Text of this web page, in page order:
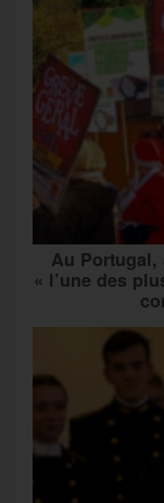
Au Portugal,
« l’une des